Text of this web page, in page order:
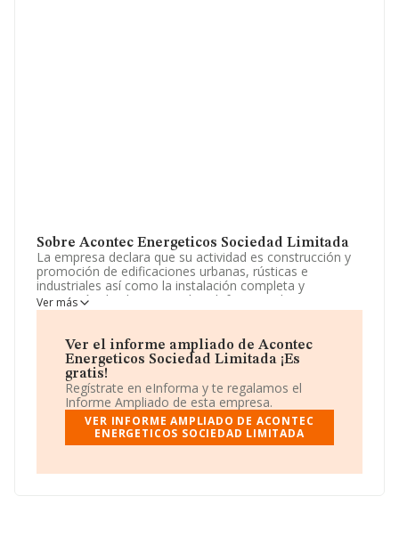
Sobre Acontec Energeticos Sociedad Limitada
La empresa declara que su actividad es construcción y
promoción de edificaciones urbanas, rústicas e
industriales así como la instalación completa y
reparación de elementos de calefaccion, climatizacion,
electricidad, fontanería, conducciones de gas, gasoleo.
como Sociedad Limitada. La actividad de referencia
CNAE corresponde a '%cnae%', cuyo Código es 6812.
La empresa no tiene actividad en mercados exteriores.
La empresaAcontec Energeticos Sociedad
Limitada, NIF B23456031, se encuentra en Calle María
Bellido núm. 83, (23710), en el municipio de Bailen,
provincia de Jaén, Andalucía.
Con los datos a disposición de INFORMA sobre 231.218
Ver más
Ver el informe ampliado de Acontec
Energeticos Sociedad Limitada ¡Es
gratis!
Regístrate en eInforma y te regalamos el
Informe Ampliado de esta empresa.
VER INFORME AMPLIADO DE ACONTEC
ENERGETICOS SOCIEDAD LIMITADA